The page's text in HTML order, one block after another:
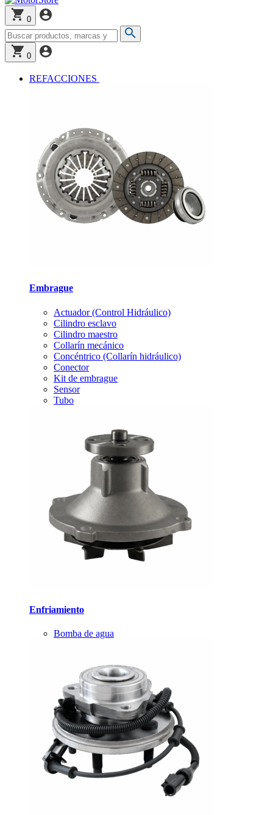
0
0
REFACCIONES
Embrague
Actuador (Control Hidráulico)
Cilindro esclavo
Cilindro maestro
Collarín mecánico
Concéntrico (Collarín hidráulico)
Conector
Kit de embrague
Sensor
Tubo
Enfriamiento
Bomba de agua